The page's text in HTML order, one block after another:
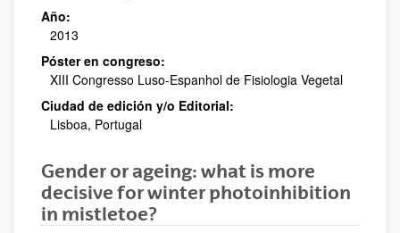
Año:
2013
Póster en congreso:
XIII Congresso Luso-Espanhol de Fisiologia Vegetal
Ciudad de edición y/o Editorial:
Lisboa, Portugal
Gender or ageing: what is more
decisive for winter photoinhibition
in mistletoe?